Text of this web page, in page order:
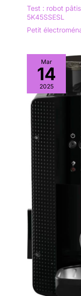
Test : robot
5K45SSESL
Petit
Mar
14
2025